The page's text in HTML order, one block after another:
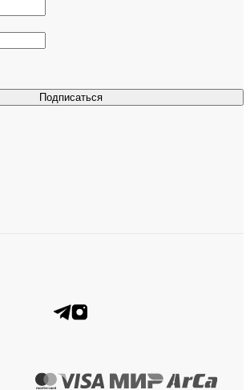
Подписаться